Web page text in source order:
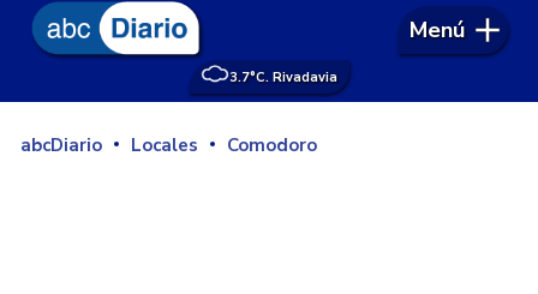
3.7°C. Rivadavia
Menú
abcDiario Locales Comodoro